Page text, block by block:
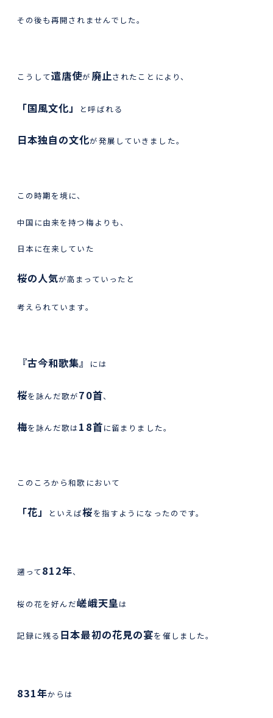
その後も再開されませんでした。
こうして遣唐使が 廃止されたことにより、
「国風文化」 と呼ばれる
日本独自の文化が発展していきました。
この時期を境に、
中国に由来を持つ梅よりも、
日本に在来していた
桜の人気が高まっていったと
考えられています。
『古今和歌集』 には
桜を詠んだ歌が70首、
梅を詠んだ歌は18首に留まりました。
このころから和歌において
「花」 といえば桜を指すようになったのです。
遡って812年、
桜の花を好んだ嵯峨天皇は
記録に残る 日本最初の花見の宴を催しました。
831年からは